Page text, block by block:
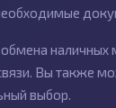
Вы также
выбор.